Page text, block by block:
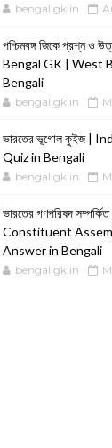
bengaligk.in
পশ্চিমবঙ্গ জিকে প্রশ্ন
Bengal GK | West
Bengali
bengaligk.in
ভারতের ভূগোল কুইজ |
Quiz in Bengali
bengaligk.in
ভারতের গণপরিষদ
Constituent
Answer in Bengali
bengaligk.in